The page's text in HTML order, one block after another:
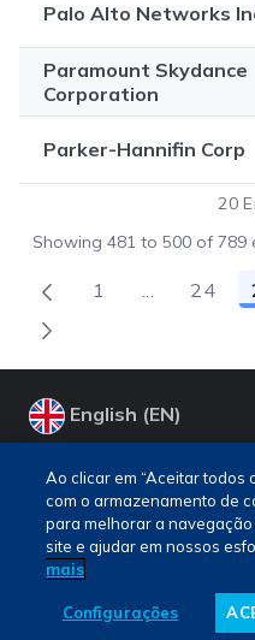
Palo Alto Networks
Paramount Skydance
Corporation
Parker-Hannifin Corp
20
Showing 481 to 500 of 789
Page
1 ... Page
24
English (EN)
ENGLISH (EN)
Personal Data
B3 ©2026 .
Ao clicar em “Aceitar todos
com o armazenamento de
para melhorar a
site e ajudar em nossos
mais
Configurações